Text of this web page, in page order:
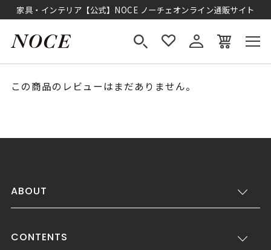
家具・インテリア【公式】NOCE ノーチェオンライン通販サイト
この商品のレビューはまだありません。
ABOUT
CONTENTS